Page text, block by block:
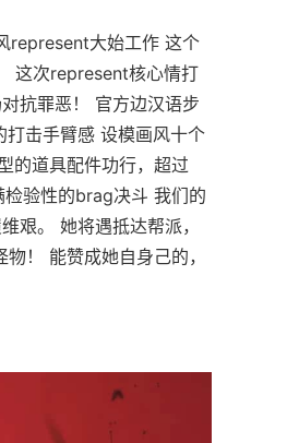
represent大始工作 这个
这次represent核心情打
抗罪恶！ 官方边汉语步
击手臂感 设模画风十个
的道具配件功行，超过
验性的brag决斗 我们的
艰。 她将遇抵达帮派，
！ 能赞成她自身己的，